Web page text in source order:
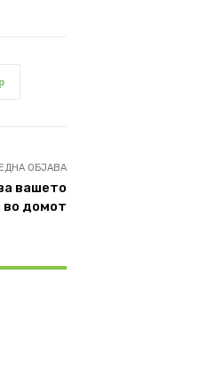
ОБЈАВА
вашето
во домот